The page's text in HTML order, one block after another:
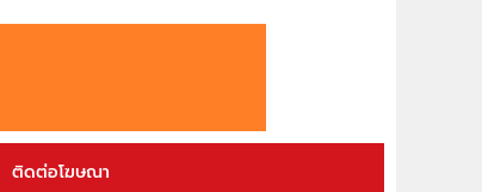
ติดต่อโฆษณา